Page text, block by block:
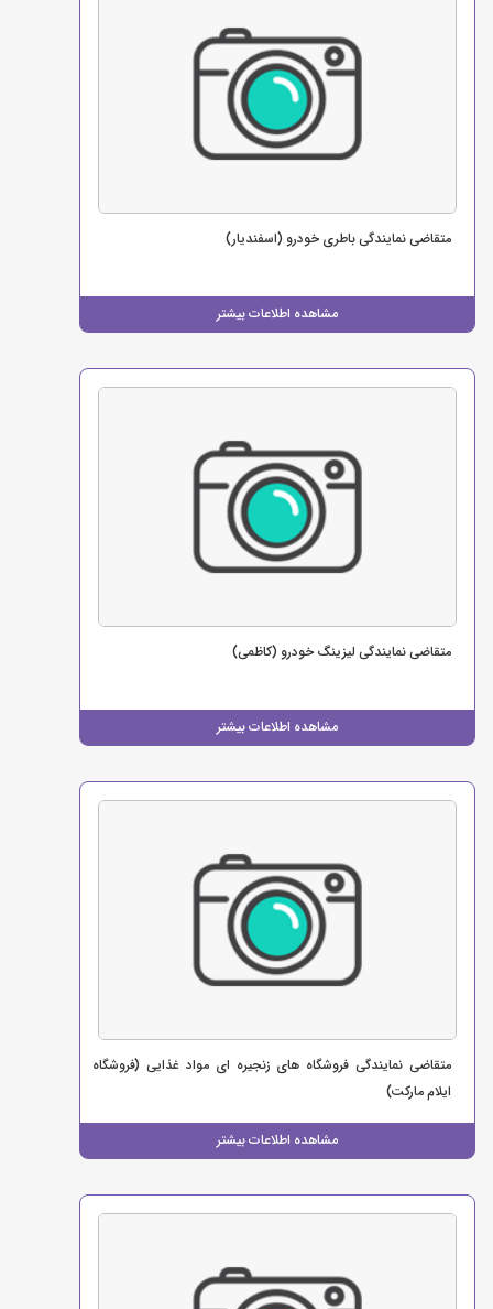
مشاهده اطلاعات بیشتر
متقاضی نمایندگی باطری خودرو (اسفندیار)
مشاهده اطلاعات بیشتر
متقاضی نمایندگی لیزینگ خودرو (کاظمی)
مشاهده اطلاعات بیشتر
متقاضی نمایندگی فروشگاه های زنجیره ای مواد غذایی (فروشگاه
ایلام مارکت)